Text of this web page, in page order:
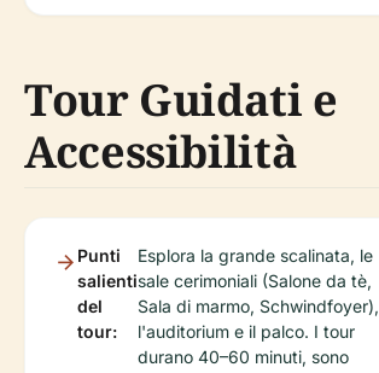
Tour Guidati e
Accessibilità
Punti
salienti
del
tour:
Esplora la grande scalinata, le
sale cerimoniali (Salone da tè,
Sala di marmo, Schwindfoyer),
l'auditorium e il palco. I tour
durano 40–60 minuti, sono